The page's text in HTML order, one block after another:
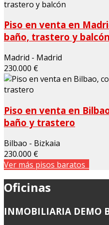
Piso en venta en
baño, trastero y balcón
Madrid - Madrid
230.000 €
Piso en venta en
baño y trastero
Bilbao - Bizkaia
230.000 €
Ver más pisos baratos
Oficinas
INMOBILIARIA DEMO